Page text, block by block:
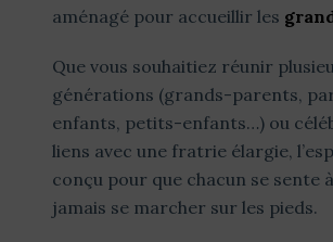
aménagé pour accueillir les
Que vous souhaitiez réunir
générations (grands-parents,
enfants, petits-enfants…) ou
liens avec une fratrie élargie,
conçu pour que chacun se sente à
jamais se marcher sur les pieds.